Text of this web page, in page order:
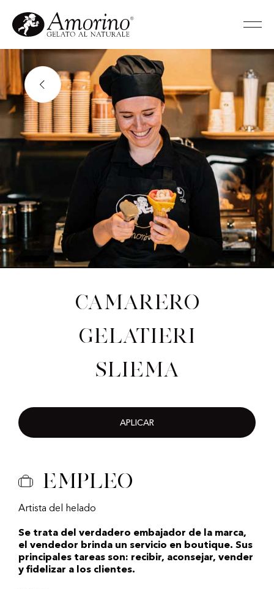
Camarero
gelatieri
Sliema
APLICAR
Empleo
Artista del helado
Se trata del verdadero embajador de la marca,
el vendedor brinda un servicio en boutique. Sus
principales tareas son: recibir, aconsejar, vender
y fidelizar a los clientes.